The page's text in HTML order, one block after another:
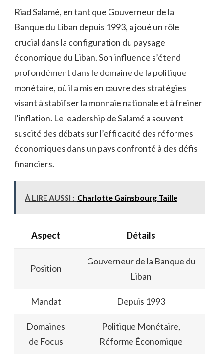
Riad Salamé, en tant que Gouverneur de la
Banque du Liban depuis 1993, a joué un rôle
crucial dans la configuration du paysage
économique du Liban. Son influence s’étend
profondément dans le domaine de la politique
monétaire, où il a mis en œuvre des stratégies
visant à stabiliser la monnaie nationale et à freiner
l’inflation. Le leadership de Salamé a souvent
suscité des débats sur l’efficacité des réformes
économiques dans un pays confronté à des défis
financiers.
À LIRE AUSSI : Charlotte Gainsbourg Taille
Aspect Détails
Position
Gouverneur de la Banque du
Liban
Mandat Depuis 1993
Domaines
de Focus
Politique Monétaire,
Réforme Économique